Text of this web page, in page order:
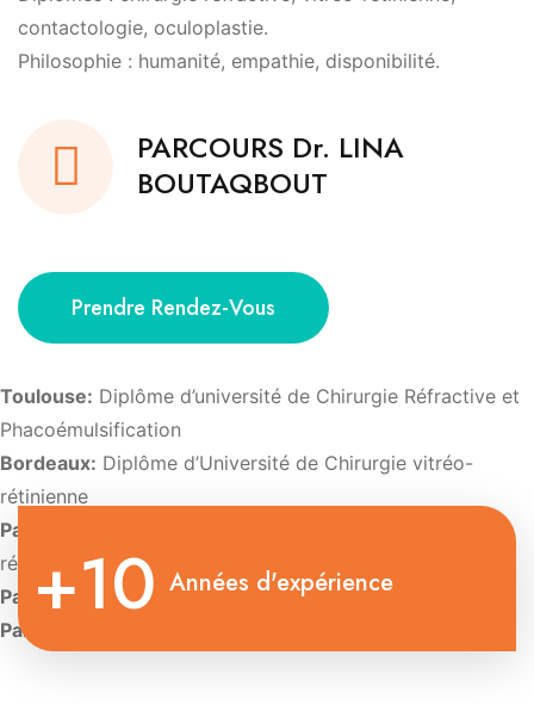
contactologie, oculoplastie.
Philosophie : humanité, empathie, disponibilité.
PARCOURS Dr. LINA
BOUTAQBOUT
Prendre Rendez-Vous
Toulouse: Diplôme d’université de Chirurgie Réfractive et
Phacoémulsification
Bordeaux: Diplôme d’Université de Chirurgie vitréo-
rétinienne
Paris:
rétinienne
Paris: Diplôme d’Université de Contactologie.
Paris:+10 Années d'expérience